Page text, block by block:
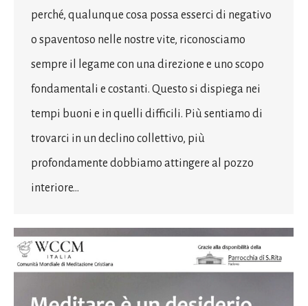
perché, qualunque cosa possa esserci di negativo
o spaventoso nelle nostre vite, riconosciamo
sempre il legame con una direzione e uno scopo
fondamentali e costanti. Questo si dispiega nei
tempi buoni e in quelli difficili. Più sentiamo di
trovarci in un declino collettivo, più
profondamente dobbiamo attingere al pozzo
interiore…